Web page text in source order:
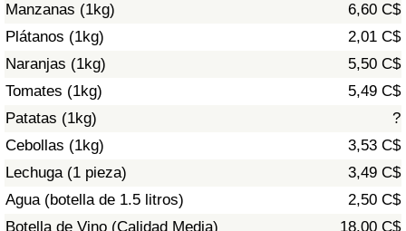
Manzanas (1kg)
6,60 C$
Plátanos (1kg)
2,01 C$
Naranjas (1kg)
5,50 C$
Tomates (1kg)
5,49 C$
Patatas (1kg)
?
Cebollas (1kg)
3,53 C$
Lechuga (1 pieza)
3,49 C$
Agua (botella de 1.5 litros)
2,50 C$
Botella de Vino (Calidad Media)
18,00 C$
Índice de Contaminación (Actual)
Índice de contaminación
Índice de Contaminación por País
Tráfico
Índice de Tráfico